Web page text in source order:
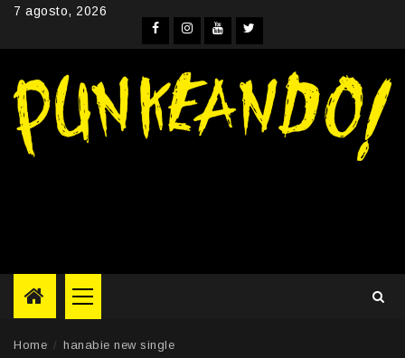
Skip7 agosto, 2026
Facebook
Instagram
YouTube
Twitter
Primary
Menu
Home hanabie new single